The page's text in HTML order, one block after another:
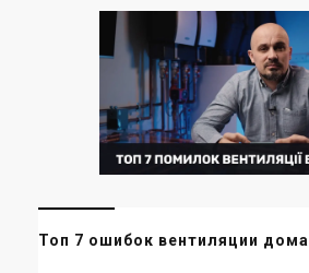
Топ 7 ошибок вентиляции дома